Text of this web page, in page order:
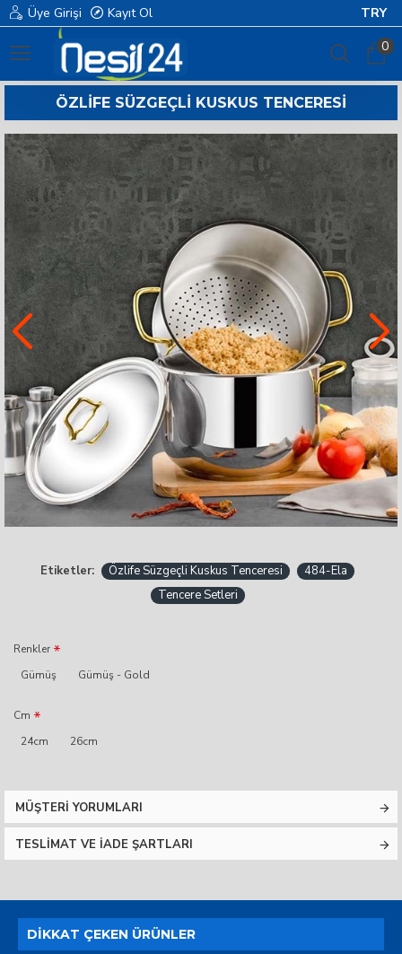
Üye Girişi Kayıt Ol
TRY
0
ÖZLIFE SÜZGEÇLI KUSKUS TENCERESI
Etiketler: Özlife Süzgeçli Kuskus Tenceresi
484-Ela
Tencere Setleri
Renkler
Gümüş
Gümüş - Gold
Cm
24cm
26cm
MÜŞTERI YORUMLARI
TESLIMAT VE İADE ŞARTLARI
DIKKAT ÇEKEN ÜRÜNLER